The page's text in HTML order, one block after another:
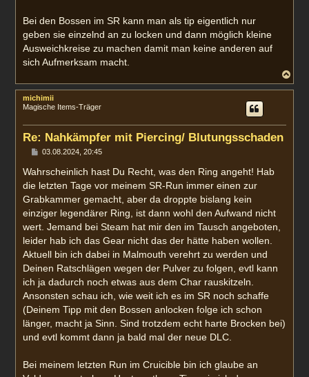
Bei den Bossen im SR kann man als tip eigentlich nur
geben sie einzelnd an zu locken und dann möglich kleine
Ausweichkreise zu machen damit man keine anderen auf
sich Aufmerksam macht.
a
c
michimii
Magische Items-Träger
Re: Nahkämpfer mit Piercing/ Blutungsschaden
B
i
r
a
g
03.08.2024, 20:45
Wahrscheinlich hast Du Recht, was den Ring angeht! Hab
die letzten Tage vor meinem SR-Run immer einen zur
Grabkammer gemacht, aber da droppte bislang kein
einziger legendärer Ring, ist dann wohl den Aufwand nicht
wert. Jemand bei Steam hat mir den im Tausch angeboten,
leider hab ich das Gear nicht das der hätte haben wollen.
Aktuell bin ich dabei in Malmouth verehrt zu werden und
Deinen Ratschlägen wegen der Pulver zu folgen, evtl kann
ich ja dadurch noch etwas aus dem Char rauskitzeln.
Ansonsten schau ich, wie weit ich es im SR noch schaffe
(Deinem Tipp mit den Bossen anlocken folge ich schon
länger, macht ja Sinn. Sind trotzdem echt harte Brocken bei)
und evtl kommt dann ja bald mal der neue DLC.
Bei meinem letzten Run im Cruicible bin ich glaube an